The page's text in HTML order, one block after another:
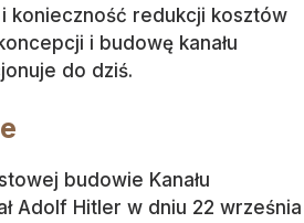
konieczność redukcji kosztów
i budowę kanału
do dziś.
budowie Kanału
Adolf Hitler w dniu 22 września